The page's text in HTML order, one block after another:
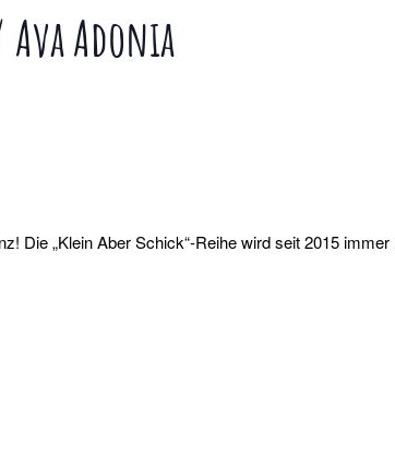
Adonia
Die „Klein Aber Schick“-Reihe wird seit 2015